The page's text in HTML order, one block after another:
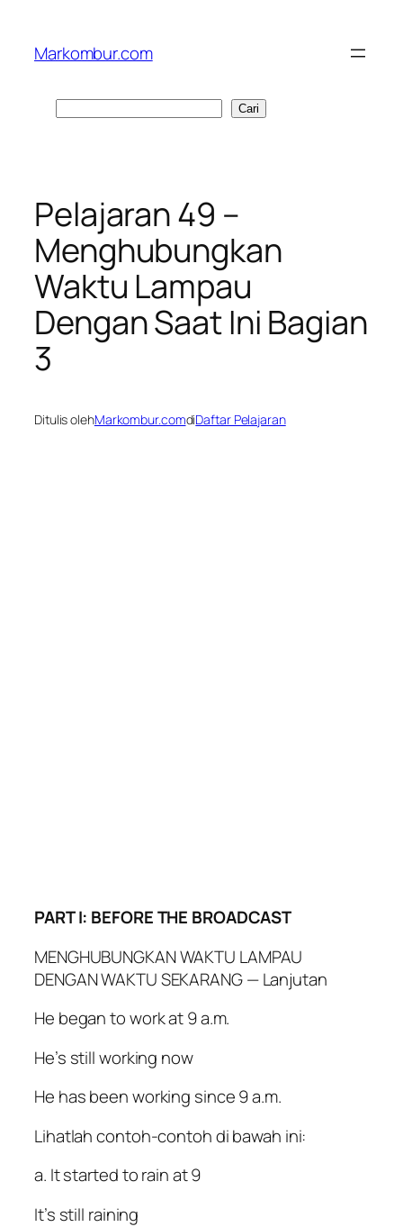
konten
Markombur.com
Cari
Pelajaran 49 –
Menghubungkan
Waktu Lampau
Dengan Saat Ini Bagian
3
Ditulis olehMarkombur.comdiDaftar Pelajaran
PART I: BEFORE THE BROADCAST
MENGHUBUNGKAN WAKTU LAMPAU
DENGAN WAKTU SEKARANG — Lanjutan
He began to work at 9 a.m.
He’s still working now
He has been working since 9 a.m.
Lihatlah contoh-contoh di bawah ini:
a. It started to rain at 9
It’s still raining